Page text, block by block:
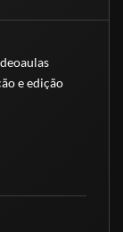
e edição